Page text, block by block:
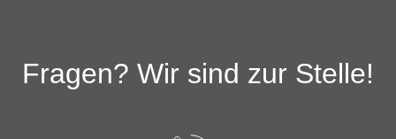
Fragen? Wir sind zur Stelle!